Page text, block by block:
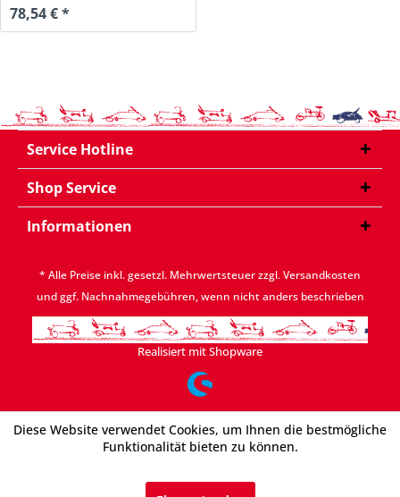
78,54 € *
Service Hotline
Shop Service
Informationen
* Alle Preise inkl. gesetzl. Mehrwertsteuer zzgl.Versandkosten
und ggf. Nachnahmegebühren, wenn nicht anders beschrieben
Realisiert mit Shopware
Diese Website verwendet Cookies, um Ihnen die bestmögliche
Funktionalität bieten zu können.